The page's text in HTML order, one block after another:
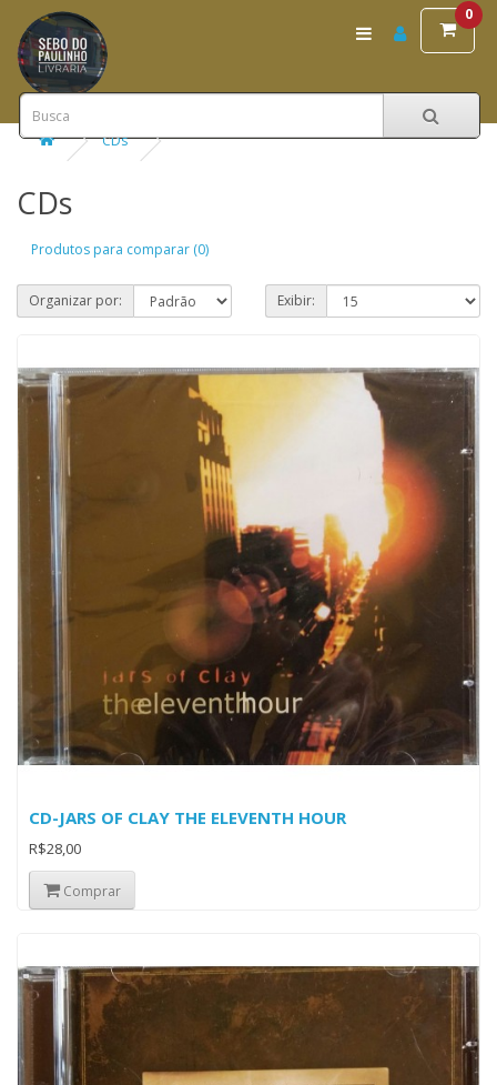
0
CDs
CDs
Produtos para comparar (0)
Organizar por: Exibir:
CD-JARS OF CLAY THE ELEVENTH HOUR
R$28,00
Comprar